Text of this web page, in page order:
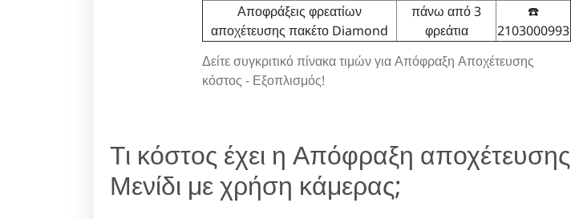
Δείτε συγκριτικό πίνακα τιμών για Απόφραξη Αποχέτευσης
κόστος - Εξοπλισμός!
Αποφράξεις φρεατίων
αποχέτευσης πακέτο Diamond
πάνω από 3
φρεάτια
☎️
2103000993
Τι κόστος έχει η Απόφραξη
Μενίδι με χρήση κάμερας;